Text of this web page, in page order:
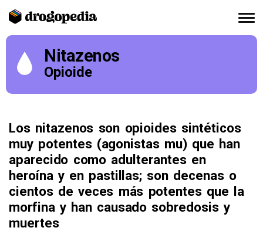
Nitazenos
Opioide
Los nitazenos son opioides sintéticos
muy potentes (agonistas mu) que han
aparecido como adulterantes en
heroína y en pastillas; son decenas o
cientos de veces más potentes que la
morfina y han causado sobredosis y
muertes